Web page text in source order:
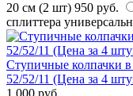
20 см (2 шт) 950 руб.
сплиттера
Ступичные колпачки в
52/52/11 (Цена за 4